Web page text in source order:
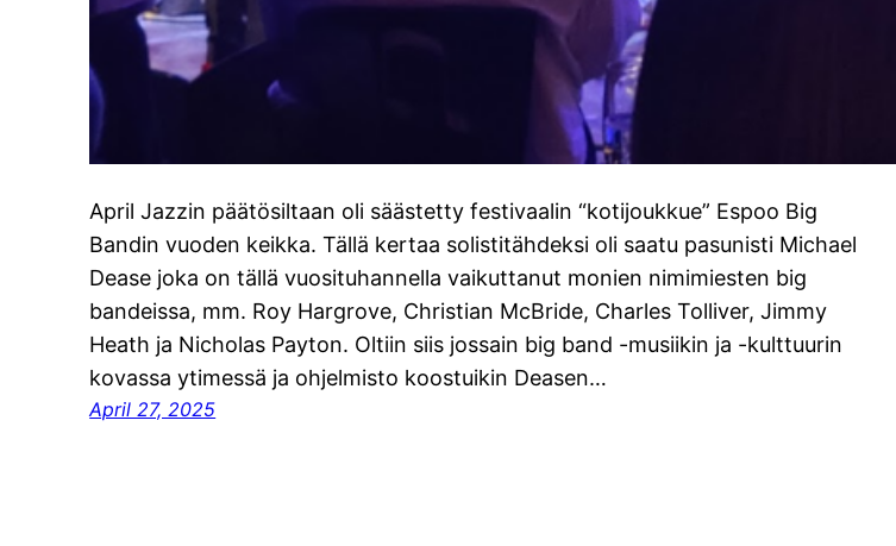
April Jazzin päätösiltaan oli säästetty festivaalin “kotijoukkue” Espoo Big
Bandin vuoden keikka. Tällä kertaa solistitähdeksi oli saatu pasunisti Michael
Dease joka on tällä vuosituhannella vaikuttanut monien nimimiesten big
bandeissa, mm. Roy Hargrove, Christian McBride, Charles Tolliver, Jimmy
Heath ja Nicholas Payton. Oltiin siis jossain big band -musiikin ja -kulttuurin
kovassa ytimessä ja ohjelmisto koostuikin Deasen…
April 27, 2025